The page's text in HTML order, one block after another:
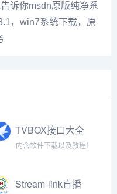
诉你msdn原版纯净系
，win7系统下载，原
TVBOX接口大全
内含软件下载以及教程！
Stream-link直播